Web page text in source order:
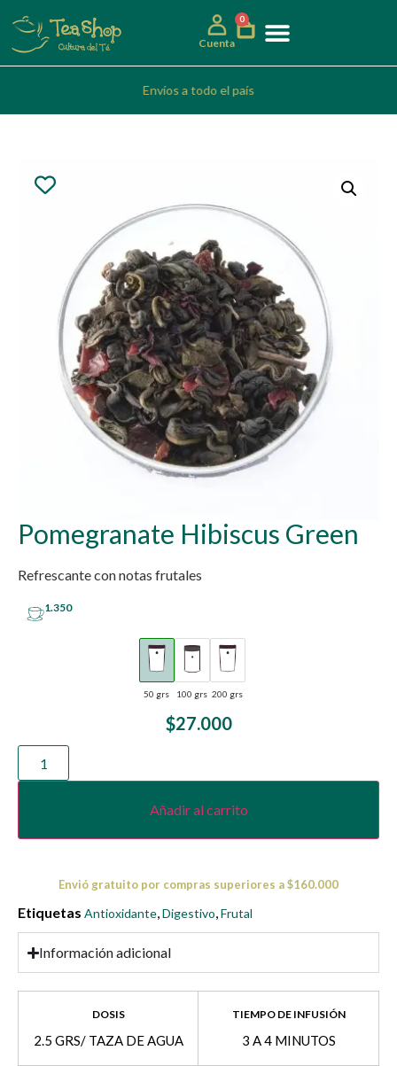
Cuenta
0
Envíos a todo el país
Pomegranate Hibiscus Green
Refrescante con notas frutales
1.350
50 grs 100 grs 200 grs
$27.000
Añadir al carrito
Envió gratuito por compras superiores a $160.000
Etiquetas Antioxidante,Digestivo,Frutal
Información adicional
DOSIS
2.5 GRS/ TAZA DE AGUA
TIEMPO DE INFUSIÓN
3 A 4 MINUTOS